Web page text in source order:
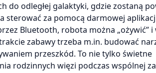
do odległej galaktyki, gdzie zostaną
sterować za pomocą darmowej
Bluetooth, robota można „ożywić” i
zabawy trzeba m.in. budować
przeszkód. To nie tylko świetne
rodzinnych więzi podczas wspólnej